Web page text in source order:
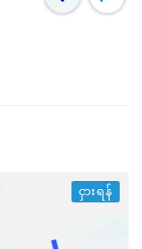
ငှားရန်